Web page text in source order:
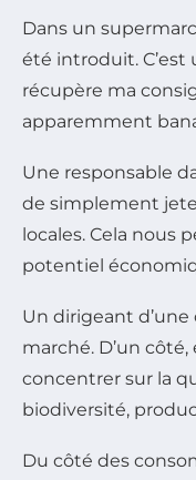
Dans un
été introduit.
récupère ma
apparemment
Une responsable
de simplement
locales. Cela nous
potentiel
Un dirigeant
marché. D’un
concentrer sur la
biodiversité,
Du côté des